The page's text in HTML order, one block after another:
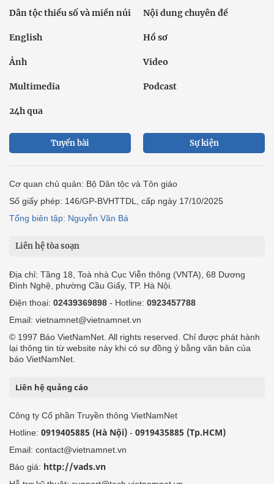
Dân tộc thiểu số và miền núi Nội dung chuyên đề
English Hồ sơ
Ảnh Video
Multimedia Podcast
24h qua
Tuyến bài Sự kiện
Cơ quan chủ quản: Bộ Dân tộc và Tôn giáo
Số giấy phép: 146/GP-BVHTTDL, cấp ngày 17/10/2025
Tổng biên tập: Nguyễn Văn Bá
Liên hệ tòa soạn
Địa chỉ: Tầng 18, Toà nhà Cục Viễn thông (VNTA), 68 Dương
Đình Nghệ, phường Cầu Giấy, TP. Hà Nội.
Điện thoại: 02439369898 - Hotline: 0923457788
Email: vietnamnet@vietnamnet.vn
© 1997 Báo VietNamNet. All rights reserved. Chỉ được phát hành
lại thông tin từ website này khi có sự đồng ý bằng văn bản của
báo VietNamNet.
Liên hệ quảng cáo
Công ty Cổ phần Truyền thông VietNamNet
Hotline: 0919405885 (Hà Nội) - 0919435885 (Tp.HCM)
Email: contact@vietnamnet.vn
Báo giá: http://vads.vn